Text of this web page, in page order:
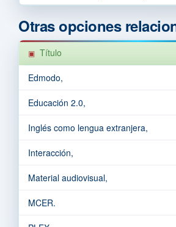
Otras opciones
Título
Edmodo,
Educación 2.0,
Inglés como lengua extranjera,
Interacción,
Material audiovisual,
MCER.